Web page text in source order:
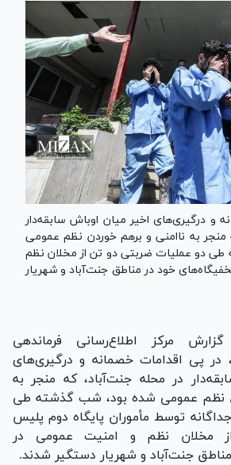
و درگیری‌های اخیر میان اوباش سابقه‌دار
منجر به ناامنی و برهم خوردن نظم عمومی
دو عملیات ضربتی دو تن از مخلان نظم
خود در مناطق جنت‌آباد و شهریار
مرکز اطلاع‌رسانی فرماندهی
در پی اقدامات خصمانه و درگیری‌های
در محله جنت‌آباد، که منجر به
نظم عمومی شده بود، شب گذشته طی
توسط مأموران پایگاه دوم پلیس
مخلان نظم و امنیت عمومی در
جنت‌آباد و شهریار دستگیر شدند.